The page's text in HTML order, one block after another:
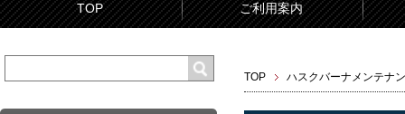
TOP ご利用案内
TOP ハスクバーナメンテナ